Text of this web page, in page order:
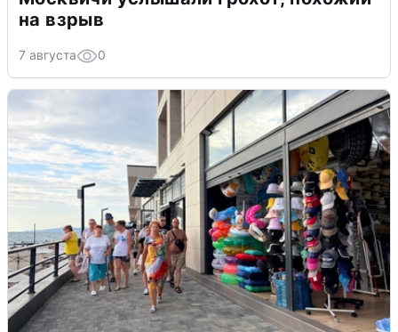
на взрыв
7 августа 0